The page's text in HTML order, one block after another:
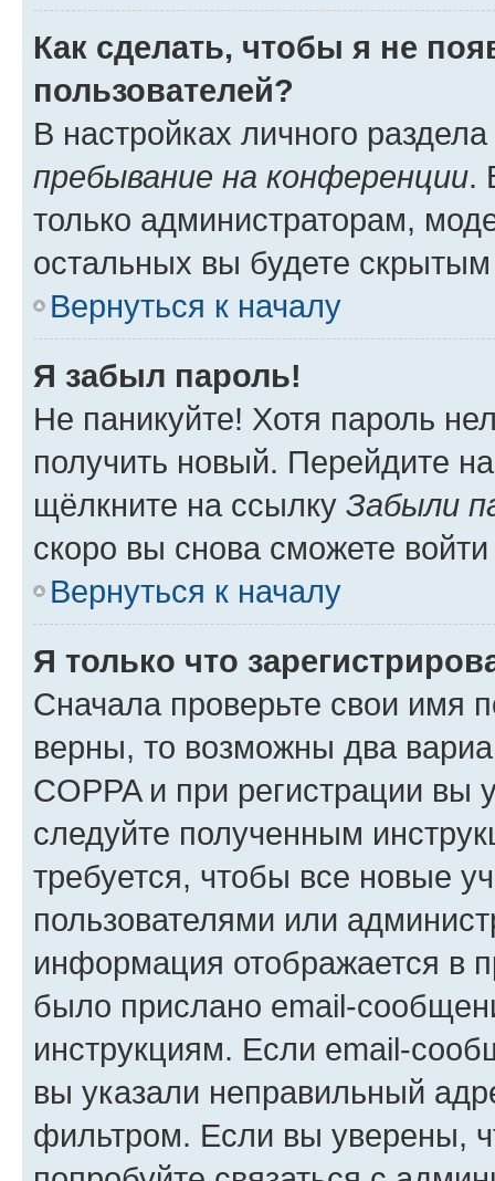
Как сделать, чтобы я не
пользователей?
В настройках личного
пребывание на конференции.
только администраторам,
остальных вы будете
Вернуться к началу
Я забыл пароль!
Не паникуйте! Хотя пароль
получить новый. Перейдите
щёлкните на ссылку Забыли
скоро вы снова сможете
Вернуться к началу
Я только что
Сначала проверьте свои имя
верны, то возможны два
COPPA и при регистрации вы
следуйте полученным
требуется, чтобы все новые
пользователями или
информация отображается в
было прислано email-
инструкциям. Если email-
вы указали неправильный
фильтром. Если вы уверены,